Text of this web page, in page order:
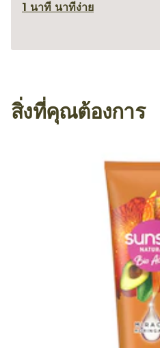
1 นาที นาทีง่าย
สิ่งที่คุณต้องการ